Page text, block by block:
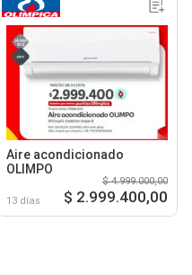
Aire acondicionado
OLIMPO
13 días
$ 4.999.000,00
$ 2.999.400,00